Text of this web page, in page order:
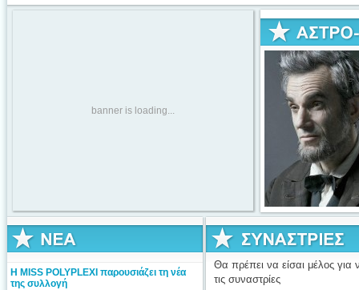
banner is loading...
Η MISS POLYPLEXI παρουσιάζει τη νέα
της συλλογή
Θα πρέπει να είσαι μέλος για
τις συναστρίες